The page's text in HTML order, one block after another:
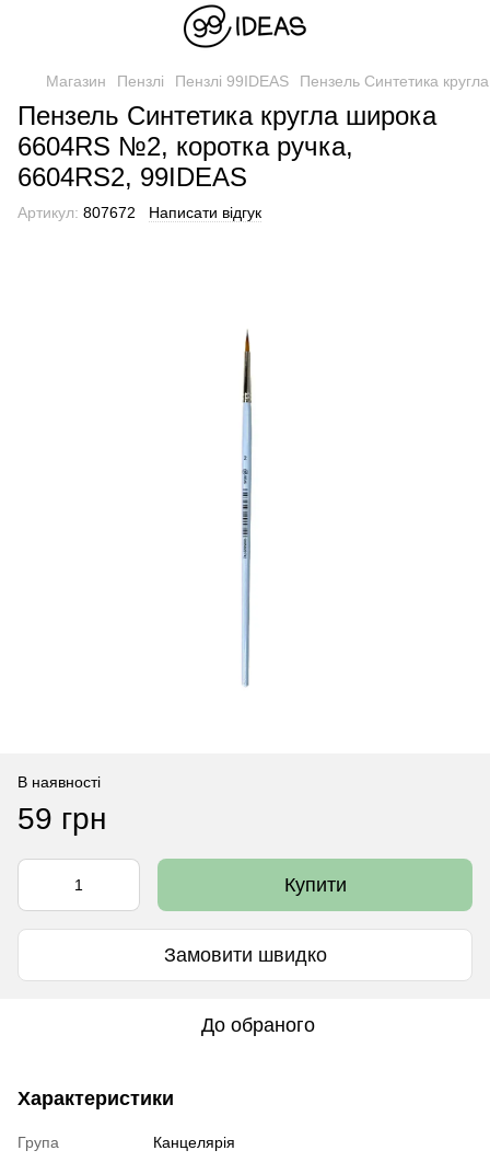
Магазин Пензлі Пензлі 99IDEAS Пензель Синтетика
Пензель Синтетика кругла широка
6604RS №2, коротка ручка,
6604RS2, 99IDEAS
Артикул: 807672 Написати відгук
В наявності
59 грн
Купити
Замовити швидко
До обраного
Характеристики
Група
Канцелярія